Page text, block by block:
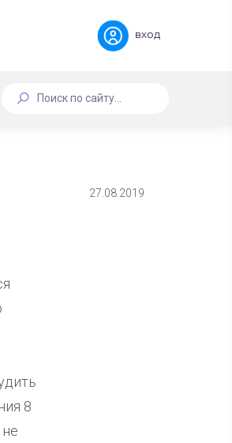
вход
27.08.2019
8